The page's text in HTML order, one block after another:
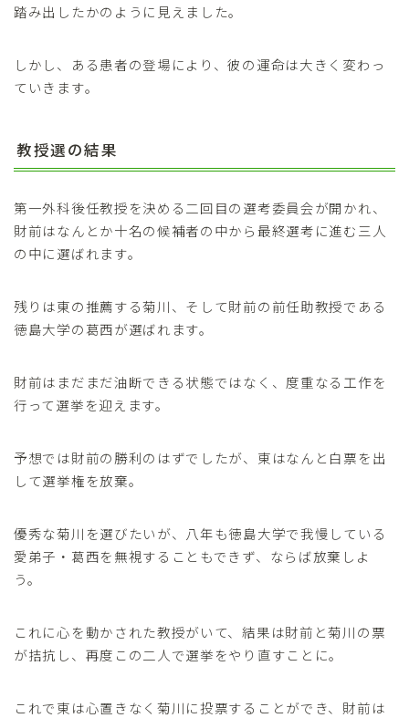
踏み出したかのように見えました。
しかし、ある患者の登場により、彼の運命は大きく変わっ
ていきます。
教授選の結果
第一外科後任教授を決める二回目の選考委員会が開かれ、
財前はなんとか十名の候補者の中から最終選考に進む三人
の中に選ばれます。
残りは東の推薦する菊川、そして財前の前任助教授である
徳島大学の葛西が選ばれます。
財前はまだまだ油断できる状態ではなく、度重なる工作を
行って選挙を迎えます。
予想では財前の勝利のはずでしたが、東はなんと白票を出
して選挙権を放棄。
優秀な菊川を選びたいが、八年も徳島大学で我慢している
愛弟子・葛西を無視することもできず、ならば放棄しよ
う。
これに心を動かされた教授がいて、結果は財前と菊川の票
が拮抗し、再度この二人で選挙をやり直すことに。
これで東は心置きなく菊川に投票することができ、財前は